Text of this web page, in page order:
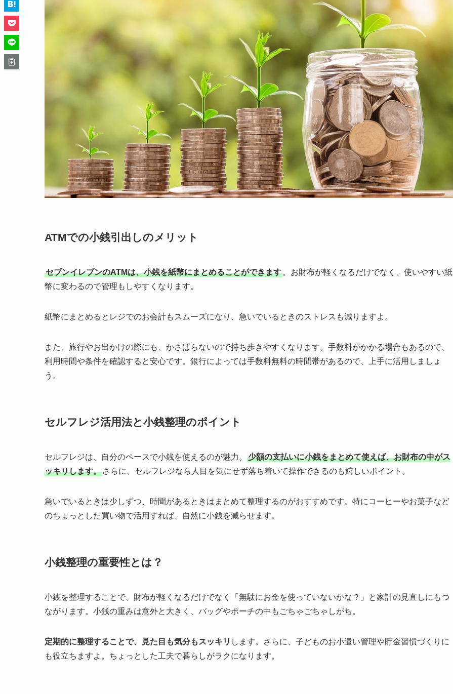
ATMでの小銭引出しのメリット
セブンイレブンのATMは、小銭を紙幣にまとめることができます。お財布が軽くなるだけでなく、使いやすい紙
幣に変わるので管理もしやすくなります。
紙幣にまとめるとレジでのお会計もスムーズになり、急いでいるときのストレスも減りますよ。
また、旅行やお出かけの際にも、かさばらないので持ち歩きやすくなります。手数料がかかる場合もあるので、
利用時間や条件を確認すると安心です。銀行によっては手数料無料の時間帯があるので、上手に活用しましょ
う。
セルフレジ活用法と小銭整理のポイント
セルフレジは、自分のペースで小銭を使えるのが魅力。
少額の支払いに小銭をまとめて使えば、お財布の中がス
ッキリします。 さらに、セルフレジなら人目を気にせず落ち着いて操作できるのも嬉しいポイント。
急いでいるときは少しずつ、時間があるときはまとめて整理するのがおすすめです。特にコーヒーやお菓子など
のちょっとした買い物で活用すれば、自然に小銭を減らせます。
小銭整理の重要性とは？
小銭を整理することで、財布が軽くなるだけでなく「無駄にお金を使っていないかな？」と家計の見直しにもつ
ながります。小銭の重みは意外と大きく、バッグやポーチの中もごちゃごちゃしがち。
定期的に整理することで、見た目も気分もスッキリ します。さらに、子どものお小遣い管理や貯金習慣づくりに
も役立ちますよ。ちょっとした工夫で暮らしがラクになります。